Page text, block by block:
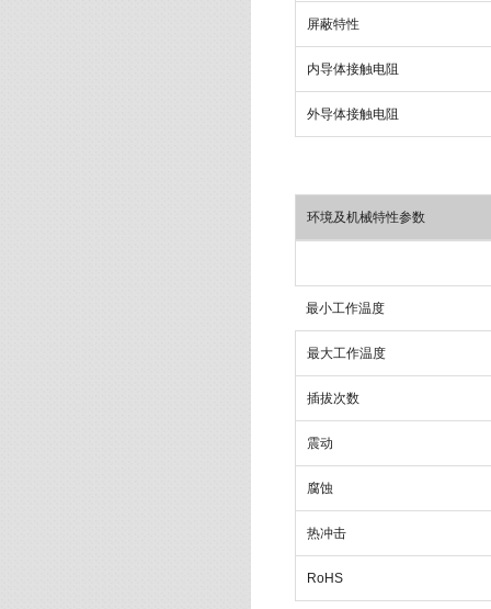
屏蔽特性
内导体接触电阻
外导体接触电阻
环境及机械特性参数
最小工作温度
最大工作温度
插拔次数
震动
腐蚀
热冲击
RoHS